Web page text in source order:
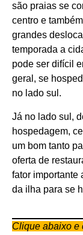
são praias se
centro e
grandes
temporada a
pode ser difícil
geral, se
no lado sul.
Já no lado sul,
hospedagem,
um bom tanto
oferta de
fator importante
da ilha para se
Clique abaixo e